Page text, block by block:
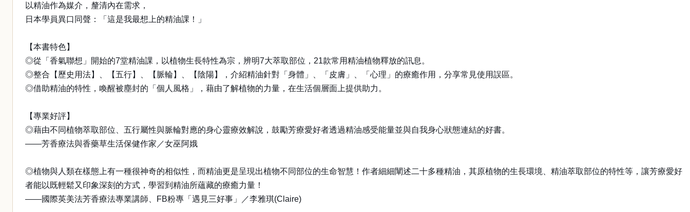
以精油作為媒介，釐清內在需求，
日本學員異口同聲：「這是我最想上的精油課！」
【本書特色】
◎從「香氣聯想」開始的7堂精油課，以植物生長特性為宗，辨明7大萃取部位，21款常用精油植物釋放的訊息。
◎整合【歷史用法】、【五行】、【脈輪】、【陰陽】，介紹精油針對「身體」、「皮膚」、「心理」的療癒作用，分享常見使用誤區。
◎借助精油的特性，喚醒被塵封的「個人風格」，藉由了解植物的力量，在生活個層面上提供助力。
【專業好評】
◎藉由不同植物萃取部位、五行屬性與脈輪對應的身心靈療效解說，鼓勵芳療愛好者透過精油感受能量並與自我身心狀態連結的好書。
——芳香療法與香藥草生活保健作家／女巫阿娥
◎植物與人類在樣態上有一種很神奇的相似性，而精油更是呈現出植物不同部位的生命智慧！作者細細闡述二十多種精油，其原植物的生長環境、精油萃取部位的特性等，讓芳療愛好
者能以既輕鬆又印象深刻的方式，學習到精油所蘊藏的療癒力量！
——國際英美法芳香療法專業講師、FB粉專「遇見三好事」／李雅琪(Claire)